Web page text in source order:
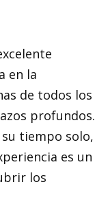
en la
de todos los
profundos.
tiempo solo,
es un
los